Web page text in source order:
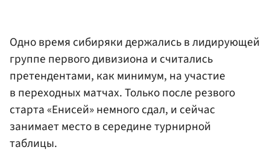
Одно время сибиряки держались в лидирующей
группе первого дивизиона и считались
претендентами, как минимум, на участие
в переходных матчах. Только после резвого
старта «Енисей» немного сдал, и сейчас
занимает место в середине турнирной
таблицы.